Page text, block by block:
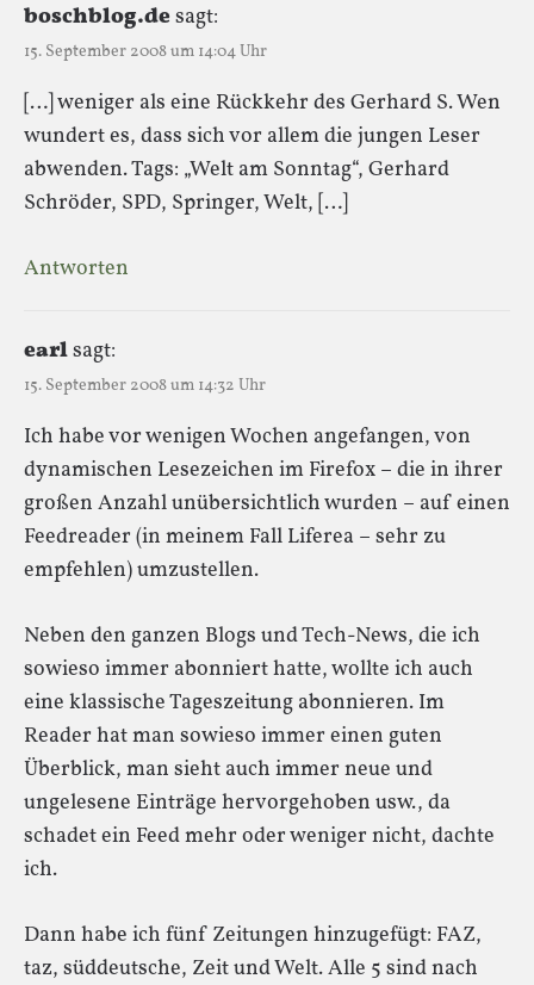
boschblog.desagt:
15. September 2008 um 14:04 Uhr
[…] weniger als eine Rückkehr des Gerhard S. Wen
wundert es, dass sich vor allem die jungen Leser
abwenden. Tags: „Welt am Sonntag“, Gerhard
Schröder, SPD, Springer, Welt, […]
Antworten
earlsagt:
15. September 2008 um 14:32 Uhr
Ich habe vor wenigen Wochen angefangen, von
dynamischen Lesezeichen im Firefox – die in ihrer
großen Anzahl unübersichtlich wurden – auf einen
Feedreader (in meinem Fall Liferea – sehr zu
empfehlen) umzustellen.
Neben den ganzen Blogs und Tech-News, die ich
sowieso immer abonniert hatte, wollte ich auch
eine klassische Tageszeitung abonnieren. Im
Reader hat man sowieso immer einen guten
Überblick, man sieht auch immer neue und
ungelesene Einträge hervorgehoben usw., da
schadet ein Feed mehr oder weniger nicht, dachte
ich.
Dann habe ich fünf Zeitungen hinzugefügt: FAZ,
taz, süddeutsche, Zeit und Welt. Alle 5 sind nach